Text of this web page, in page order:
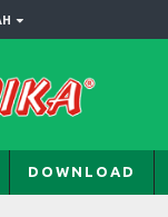
DOWNLOAD